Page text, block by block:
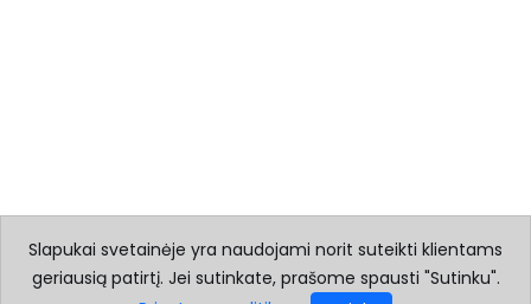
Slapukai svetainėje yra naudojami norit suteikti klientams
geriausią patirtį. Jei sutinkate, prašome spausti "Sutinku".